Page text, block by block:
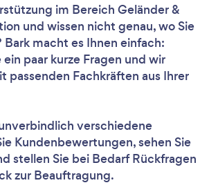
im Bereich Geländer &
und wissen nicht genau, wo Sie
Bark macht es Ihnen einfach:
paar kurze Fragen und wir
passenden Fachkräften aus Ihrer
verschiedene
Kundenbewertungen, sehen Sie
stellen Sie bei Bedarf Rückfragen
zur Beauftragung.